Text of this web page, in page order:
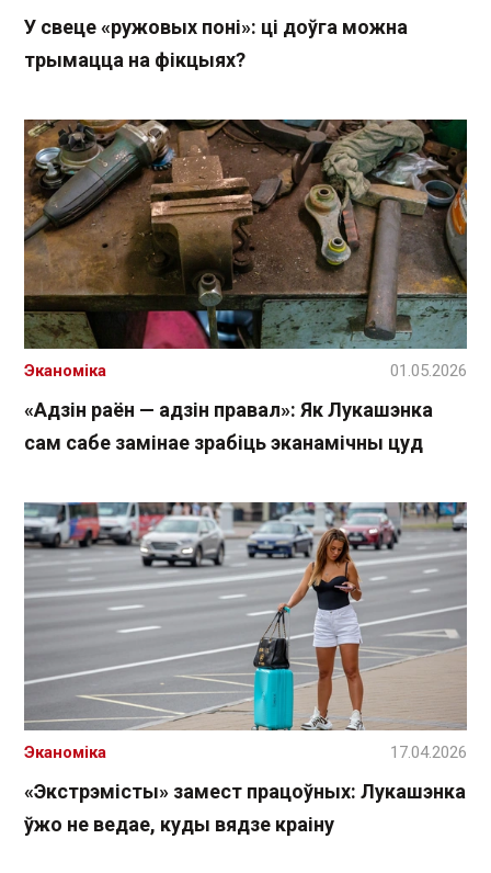
У свеце «ружовых поні»: ці доўга можна
трымацца на фікцыях?
«Адзін раён — адзін правал»: Як Лукашэнка
сам сабе замінае зрабіць эканамічны цуд
Эканоміка 01.05.2026
«Экстрэмісты» замест працоўных: Лукашэнка
ўжо не ведае, куды вядзе краіну
Эканоміка 17.04.2026